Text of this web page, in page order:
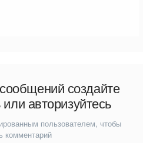
создайте
авторизуйтесь
пользователем, чтобы
комментарий